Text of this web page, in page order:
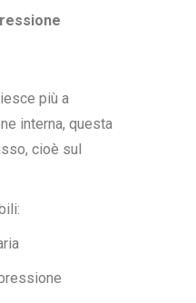
più a
interna, questa
cioè sul